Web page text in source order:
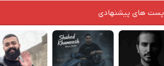
پست های پیشنهادی